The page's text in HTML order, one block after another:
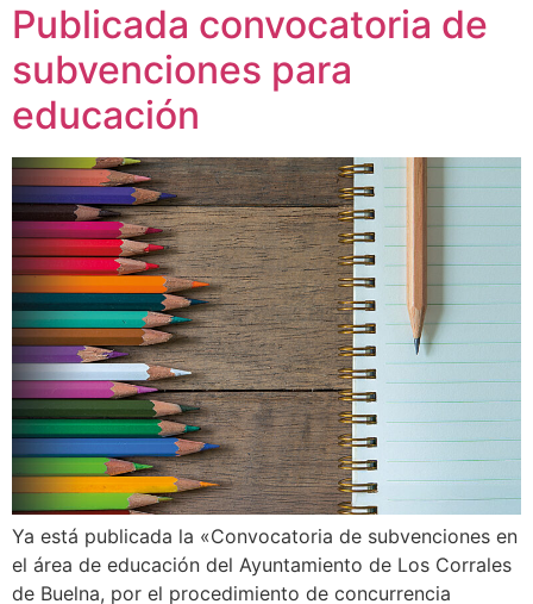
Publicada convocatoria de
subvenciones para
educación
Ya está publicada la «Convocatoria de subvenciones en
el área de educación del Ayuntamiento de Los Corrales
de Buelna, por el procedimiento de concurrencia